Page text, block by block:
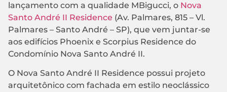
lançamento com a qualidade MBigucci, o Nova
Santo André II Residence (Av. Palmares, 815 – Vl.
Palmares – Santo André – SP), que vem juntar-se
aos edifícios Phoenix e Scorpius Residence do
Condomínio Nova Santo André II.
O Nova Santo André II Residence possui projeto
arquitetônico com fachada em estilo neoclássico